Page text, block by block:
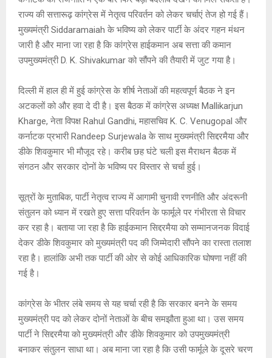
A
p
p
o
o
k
g
e
n
k
राज्य की सत्तारूढ़ कांग्रेस में नेतृत्व परिवर्तन को लेकर चर्चाएं तेज हो गई हैं।
मुख्यमंत्री Siddaramaiah के भविष्य को लेकर पार्टी के अंदर गहन मंथन
जारी है और माना जा रहा है कि कांग्रेस हाईकमान अब सत्ता की कमान
उपमुख्यमंत्री D. K. Shivakumar को सौंपने की तैयारी में जुट गया है।
दिल्ली में हाल ही में हुई कांग्रेस के शीर्ष नेताओं की महत्वपूर्ण बैठक ने इन
अटकलों को और हवा दे दी है। इस बैठक में कांग्रेस अध्यक्ष Mallikarjun
Kharge, नेता विपक्ष Rahul Gandhi, महासचिव K. C. Venugopal और
कर्नाटक प्रभारी Randeep Surjewala के साथ मुख्यमंत्री सिद्दरमैया और
डीके शिवकुमार भी मौजूद रहे। करीब छह घंटे चली इस मैराथन बैठक में
संगठन और सरकार दोनों के भविष्य पर विस्तार से चर्चा हुई।
सूत्रों के मुताबिक, पार्टी नेतृत्व राज्य में आगामी चुनावी रणनीति और अंदरूनी
संतुलन को ध्यान में रखते हुए सत्ता परिवर्तन के फार्मूले पर गंभीरता से विचार
कर रहा है। बताया जा रहा है कि हाईकमान सिद्दरमैया को सम्मानजनक विदाई
देकर डीके शिवकुमार को मुख्यमंत्री पद की जिम्मेदारी सौंपने का रास्ता तलाश
रहा है। हालांकि अभी तक पार्टी की ओर से कोई आधिकारिक घोषणा नहीं की
गई है।
कांग्रेस के भीतर लंबे समय से यह चर्चा रही है कि सरकार बनने के समय
मुख्यमंत्री पद को लेकर दोनों नेताओं के बीच समझौता हुआ था। उस समय
पार्टी ने सिद्दरमैया को मुख्यमंत्री और डीके शिवकुमार को उपमुख्यमंत्री
बनाकर संतुलन साधा था। अब माना जा रहा है कि उसी फार्मूले के दूसरे चरण